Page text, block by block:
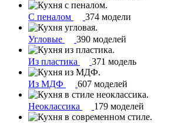
С пеналом 374 модели
Угловые 390 моделей
Из пластика 371 модель
Из МДФ 607 моделей
Неоклассика 179 моделей